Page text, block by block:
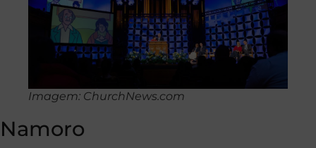
Imagem: ChurchNews.com
Namoro